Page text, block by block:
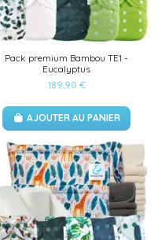
Pack premium Bambou TE1 -
Eucalyptus
189,90 €
AJOUTER AU PANIER